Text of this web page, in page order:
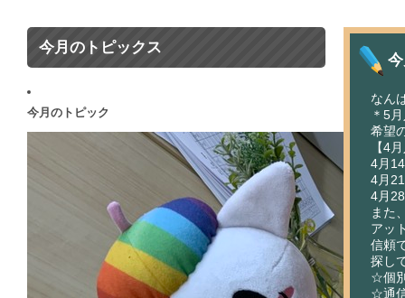
今月のトピックス
今月のトピック
なん
＊5
希望
【4
4月
4月
4月
また
アッ
信頼
探し
☆個
☆通